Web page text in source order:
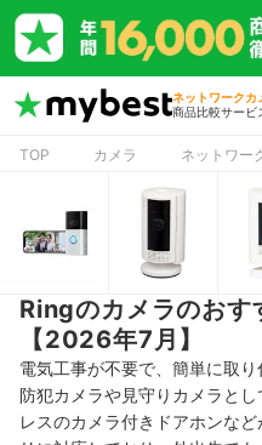
ネットワークカ
商品比較サービ
TOP カメラ ネットワー
Ringのカメラのおす
【2026年7月】
電気工事が不要で、簡単に取
防犯カメラや見守りカメラと
レスのカメラ付きドアホンな